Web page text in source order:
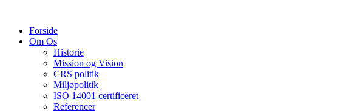
contentForside
Om Os
Historie
Mission og Vision
CRS politik
Miljøpolitik
ISO 14001 certificeret
Referencer